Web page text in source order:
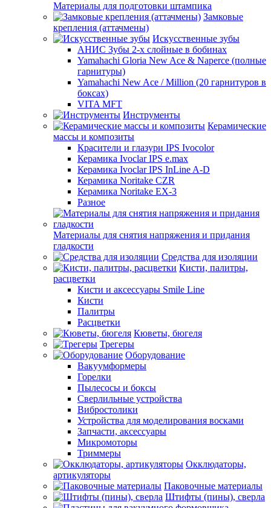
Материалы для подготовки штампика
Замковые
крепления (аттачмены)
Искусственные зубы
АНИС Зубы 2-х слойные в бобинах
Yamahachi Gloria New Ace & Naperce (полные
гарнитуры)
Yamahachi New Ace / Million (20 гарнитуров в
боксах)
VITA MFT
Инструменты
Керамические
массы и композиты
Красители и глазури IPS Ivocolor
Керамика Ivoclar IPS e.max
Керамика Ivoclar IPS InLine A-D
Керамика Noritake CZR
Керамика Noritake EX-3
Разное
Материалы для снятия напряжения и придания
гладкости
Средства для изоляции
Кисти, палитры,
расцветки
Кисти и аксессуары Smile Line
Кисти
Палитры
Расцветки
Кюветы, бюгеля
Трегеры
Оборудование
Вакуумформеры
Горелки
Пылесосы и боксы
Сверлильные устройства
Вибростолики
Устройства для моделирования восками
Запчасти, аксессуары
Микромоторы
Триммеры
Окклюдаторы,
артикуляторы
Паковочные материалы
Штифты (пины), сверла